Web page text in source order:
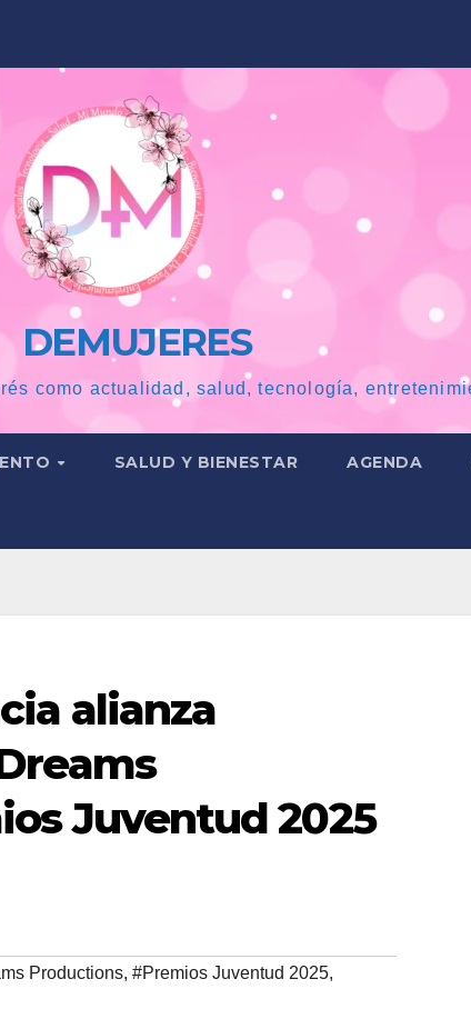
DEMUJERES
como actualidad, salud, tecnología,
SALUD Y BIENESTAR AGENDA
alianza
Juventud 2025
Productions, #Premios Juventud 2025,